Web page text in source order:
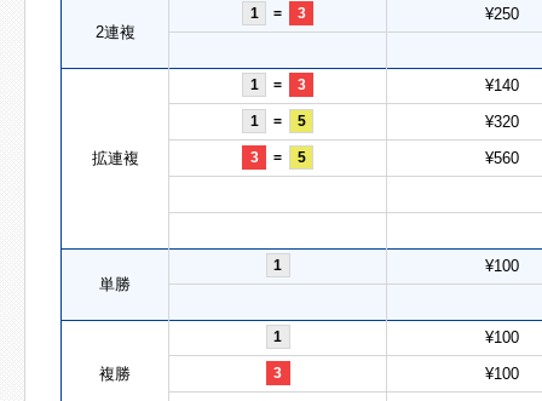
2連複
1 = 3 ¥250
拡連複
1 = 3 ¥140
1 = 5 ¥320
3 = 5 ¥560
単勝
1 ¥100
複勝
1 ¥100
3 ¥100